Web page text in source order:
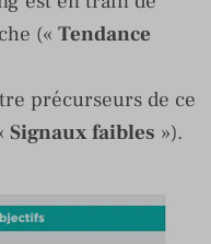
(« Tendance
précurseurs de ce
Signaux faibles »).